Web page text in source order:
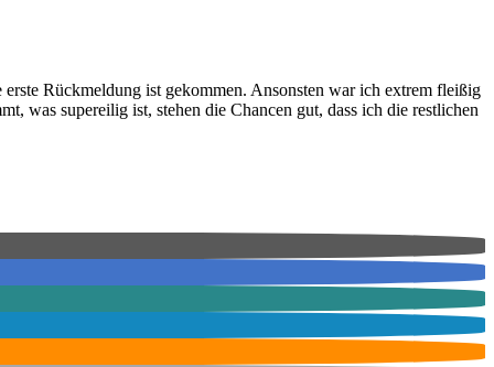
Rückmeldung ist gekommen. Ansonsten war ich extrem fleißig
was supereilig ist, stehen die Chancen gut, dass ich die restlichen